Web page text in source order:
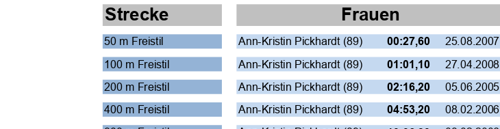
Strecke
50 m Freistil Ann-Kristin Pickhardt (89) 00:27,60 25.08.2007
100 m Freistil
Ann-Kristin Pickhardt (89) 01:01,10 27.04.2008
200 m Freistil
Ann-Kristin Pickhardt (89) 02:16,20 05.06.2005
400 m Freistil
Ann-Kristin Pickhardt (89) 04:53,20 08.02.2006
Frauen